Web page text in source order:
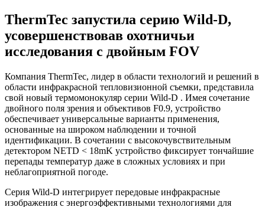
ThermTec запустила серию Wild-D,
усовершенствовав охотничьи
исследования с двойным FOV
Компания ThermTec, лидер в области технологий и решений в
области инфракрасной тепловизионной съемки, представила
свой новый термомонокуляр серии Wild-D . Имея сочетание
двойного поля зрения и объективов F0.9, устройство
обеспечивает универсальные варианты применения,
основанные на широком наблюдении и точной
идентификации. В сочетании с высокочувствительным
детектором NETD < 18mK устройство фиксирует тончайшие
перепады температур даже в сложных условиях и при
неблагоприятной погоде.
Серия Wild-D интегрирует передовые инфракрасные
изображения с энергоэффективными технологиями для